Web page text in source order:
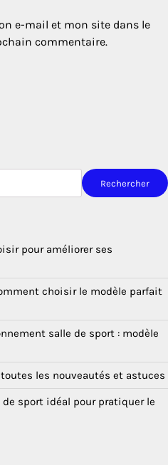
e-mail et mon site dans le
commentaire.
Rechercher
pour améliorer ses
choisir le modèle parfait
salle de sport : modèle
les nouveautés et astuces
sport idéal pour pratiquer le